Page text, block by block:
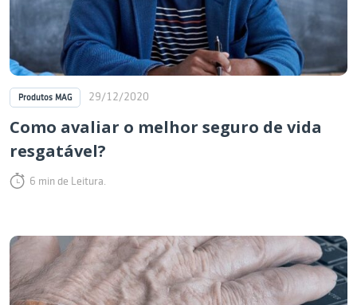
Produtos MAG 29/12/2020
Como avaliar o melhor seguro de vida
resgatável?
6 min de Leitura.